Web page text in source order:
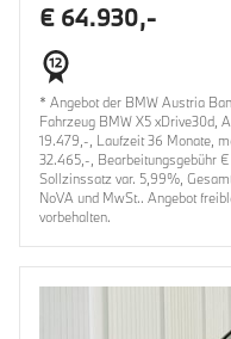
€ 64.930,-
* Angebot der BMW Austria
Fahrzeug BMW X5 xDrive30d,
19.479,-, Laufzeit 36 Monate,
32.465,-, Bearbeitungsgebühr
Sollzinssatz var. 5,99%,
NoVA und MwSt.. Angebot
vorbehalten.